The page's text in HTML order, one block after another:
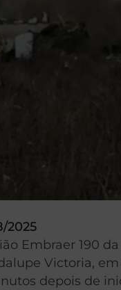
2025
Embraer 190
Victoria, em
depois de